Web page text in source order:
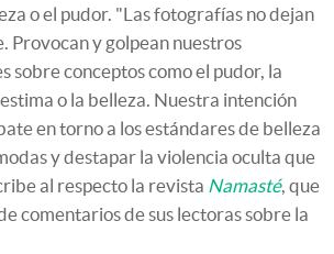
o el pudor. "Las fotografías no dejan
Provocan y golpean nuestros
sobre conceptos como el pudor, la
o la belleza. Nuestra intención
en torno a los estándares de belleza
y destapar la violencia oculta que
al respecto la revista Namasté, que
comentarios de sus lectoras sobre la